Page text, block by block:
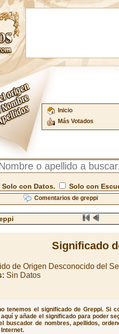
Inicio
Más Votados
Solo con Datos. Solo con
Comentarios de greppi
Significado
de Origen Desconocido del
Sin Datos
tenemos el significado de Greppi. Si
y añade el significado para poder
buscador de nombres, apellidos,